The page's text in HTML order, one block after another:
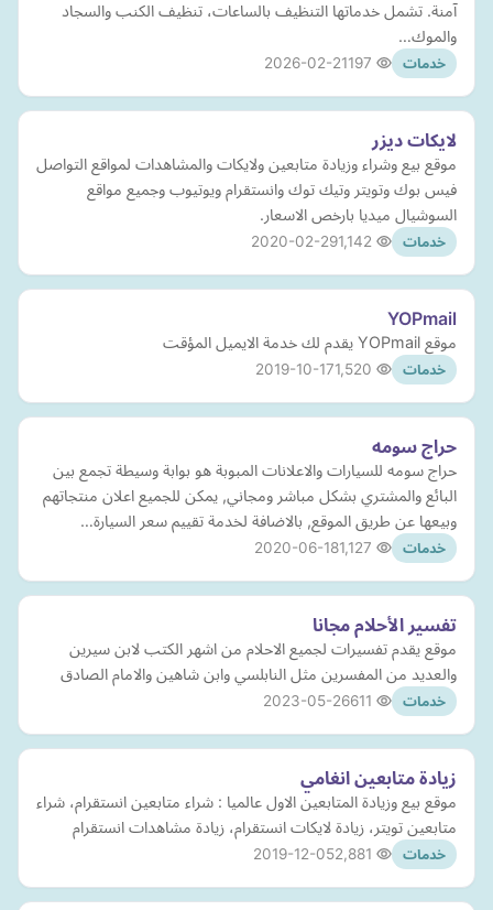
آمنة. تشمل خدماتها التنظيف بالساعات، تنظيف الكنب والسجاد
والموك…
خدمات 2026-02-21
لايكات ديزر
موقع بيع وشراء وزيادة متابعين ولايكات والمشاهدات لمواقع التواصل
فيس بوك وتويتر وتيك توك وانستقرام ويوتيوب وجميع مواقع
السوشيال ميديا بارخص الاسعار.
خدمات 2020-02-29
YOPmail
موقع YOPmail يقدم لك خدمة الايميل المؤقت
خدمات 2019-10-17
حراج سومه
حراج سومه للسيارات والاعلانات المبوبة هو بوابة وسيطة تجمع بين
البائع والمشتري بشكل مباشر ومجاني, يمكن للجميع اعلان منتجاتهم
وبيعها عن طريق الموقع, بالاضافة لخدمة تقييم سعر السيارة…
خدمات 2020-06-18
تفسير الأحلام مجانا
موقع يقدم تفسيرات لجميع الاحلام من اشهر الكتب لابن سيرين
والعديد من المفسرين مثل النابلسي وابن شاهين والامام الصادق
خدمات 2023-05-26
زيادة متابعين انغامي
موقع بيع وزيادة المتابعين الاول عالميا : شراء متابعين انستقرام، شراء
متابعين تويتر، زيادة لايكات انستقرام، زيادة مشاهدات انستقرام
خدمات 2019-12-05